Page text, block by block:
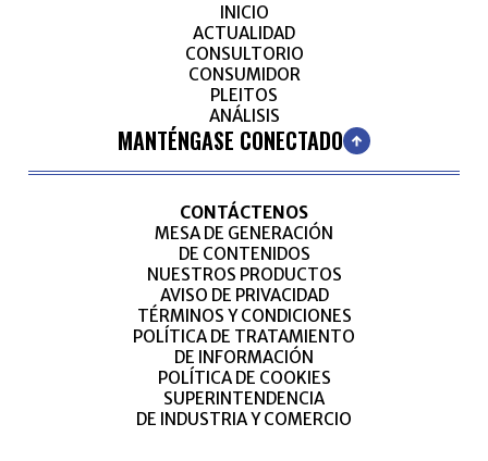
INICIO
ACTUALIDAD
CONSULTORIO
CONSUMIDOR
PLEITOS
ANÁLISIS
MANTÉNGASE CONECTADO
CONTÁCTENOS
MESA DE GENERACIÓN
DE CONTENIDOS
NUESTROS PRODUCTOS
AVISO DE PRIVACIDAD
TÉRMINOS Y CONDICIONES
POLÍTICA DE TRATAMIENTO
DE INFORMACIÓN
POLÍTICA DE COOKIES
SUPERINTENDENCIA
DE INDUSTRIA Y COMERCIO